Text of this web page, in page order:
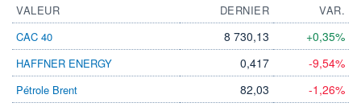
VALEUR DERNIER
VAR.
CAC 40
8 730,13 +0,35%
HAFFNER ENERGY 0,417 -9,54%
Pétrole Brent 82,03 -1,26%